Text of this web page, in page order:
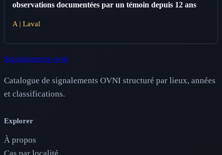
observations documentées par un témoin depuis 12 ans
A | Laval
Signalements ovni
Catalogue de signalements OVNI structuré par lieux, années
et classifications.
Explorer
À propos
Cas par localité